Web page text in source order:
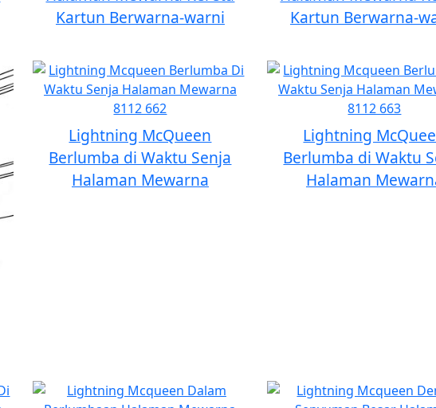
Kartun Berwarna-warni
Kartun Berwarna-
Lightning McQueen
Berlumba di Waktu Senja
Halaman Mewarna
Lightning
Berlumba di Waktu
Halaman